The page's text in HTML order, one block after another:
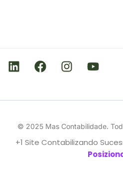
© 2025 Mas Contabilidade.
+1 Site Contabilizando